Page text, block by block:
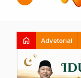
home Advetorial